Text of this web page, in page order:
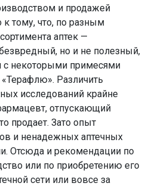
и продажей
тому, что, по разным
аптек —
но и не полезный,
некоторыми примесями
Различить
исследований крайне
отпускающий
продает. Зато опыт
и ненадежных аптечных
Отсюда и рекомендации по
или по приобретению его
сети или вовсе за